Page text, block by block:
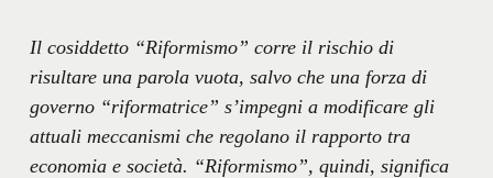
Il cosiddetto “Riformismo” corre il rischio di
risultare una parola vuota, salvo che una forza di
governo “riformatrice” s’impegni a modificare gli
attuali meccanismi che regolano il rapporto tra
economia e società. “Riformismo”, quindi, significa